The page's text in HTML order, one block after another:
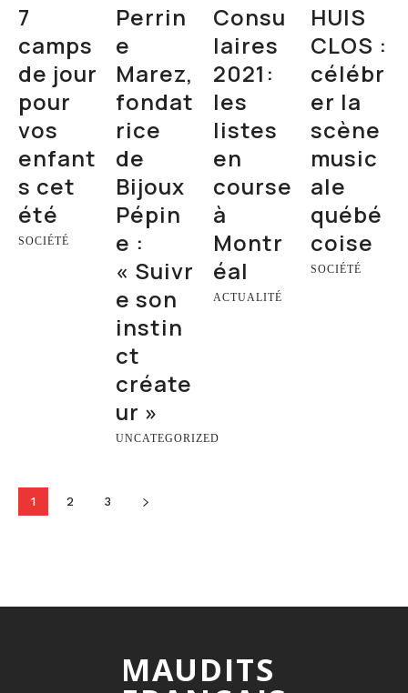
7
camps
de jour
pour
vos
enfant
s cet
été
SOCIÉTÉ
Perrin
e
Marez,
fondat
rice
de
Bijoux
Pépin
e :
« Suivr
e son
instin
ct
créate
ur »
UNCATEGORIZED
Consu
laires
2021:
les
listes
en
course
à
Montr
éal
ACTUALITÉ
HUIS
CLOS :
célébr
er la
scène
music
ale
québé
coise
SOCIÉTÉ
1 2 3
MAUDITS